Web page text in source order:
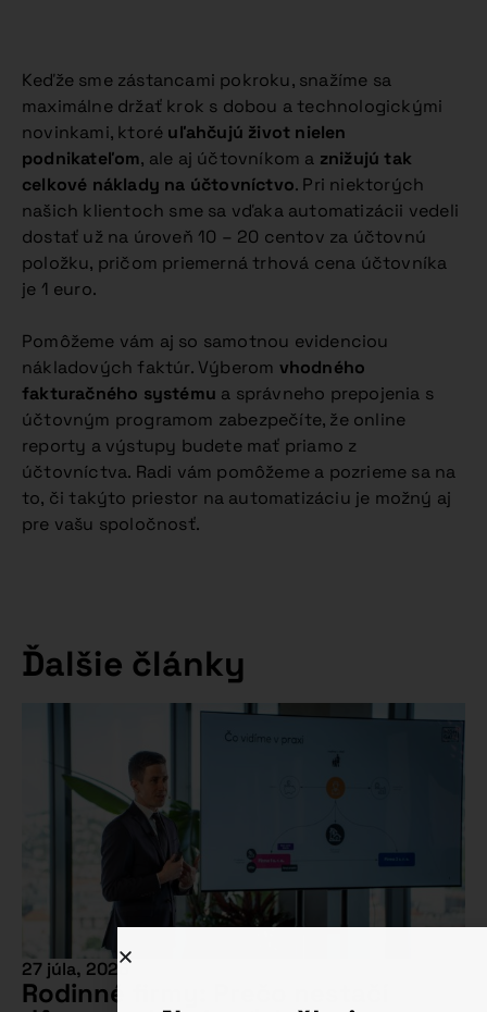
Keďže sme zástancami pokroku, snažíme sa
maximálne držať krok s dobou a technologickými
novinkami, ktoré uľahčujú život nielen
podnikateľom, ale aj účtovníkom a znižujú tak
celkové náklady na účtovníctvo. Pri niektorých
našich klientoch sme sa vďaka automatizácii vedeli
dostať už na úroveň 10 – 20 centov za účtovnú
položku, pričom priemerná trhová cena účtovníka
je 1 euro.
Pomôžeme vám aj so samotnou evidenciou
nákladových faktúr. Výberom vhodného
fakturačného systému a správneho prepojenia s
účtovným programom zabezpečíte, že online
reporty a výstupy budete mať priamo z
účtovníctva. Radi vám pomôžeme a pozrieme sa na
to, či takýto priestor na automatizáciu je možný aj
pre vašu spoločnosť.
Ďalšie články
27 júla, 2026
Rodinné firmy: Prečo nestačí